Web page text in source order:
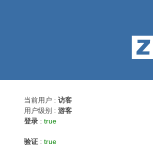
当前用户 : 访客
用户级别 : 游客
登录 : true
验证 : true